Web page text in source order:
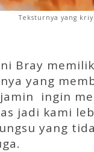
Teksturnya yang
Bray
yang
ingin
jadi kami
yang